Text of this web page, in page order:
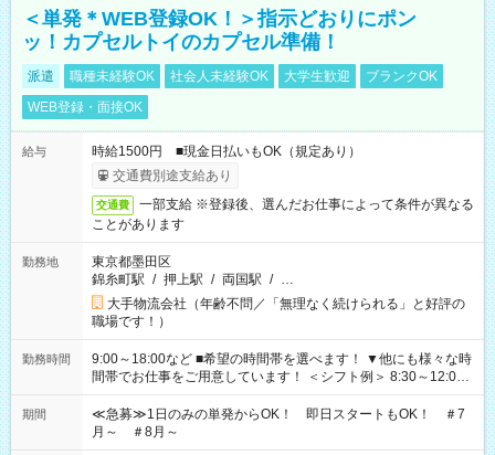
＜単発＊WEB登録OK！＞指示どおりにポン
ッ！カプセルトイのカプセル準備！
派遣 職種未経験OK 社会人未経験OK 大学生歓迎
ブランクOK
WEB登録・面接OK
給与
時給1500円 ■現金日払いもOK（規定あり）
交通費別途支給あり
交通費
一部支給 ※登録後、選んだお仕事によって条件が異なる
ことがあります
勤務地
東京都墨田区
錦糸町駅 / 押上駅 / 両国駅 / …
大手物流会社（年齢不問／「無理なく続けられる」と好評の
職場です！）
勤務時間
9:00～18:00など ■希望の時間帯を選べます！ ▼他にも様々な時
間帯でお仕事をご用意しています！ ＜シフト例＞ 8:30～12:00
17:00～22:00 13:00～22:00 22:00～翌6:00 など
期間
≪急募≫1日のみの単発からOK！ 即日スタートもOK！ ＃7
月～ ＃8月～